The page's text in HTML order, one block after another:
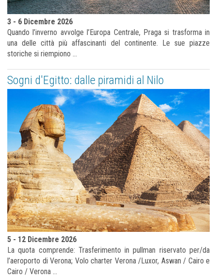
3 - 6 Dicembre 2026
Quando l’inverno avvolge l’Europa Centrale, Praga si trasforma in
una delle città più affascinanti del continente. Le sue piazze
storiche si riempiono ...
Sogni d'Egitto: dalle piramidi al Nilo
5 - 12 Dicembre 2026
La quota comprende: Trasferimento in pullman riservato per/da
l’aeroporto di Verona; Volo charter Verona /Luxor, Aswan / Cairo e
Cairo / Verona ...